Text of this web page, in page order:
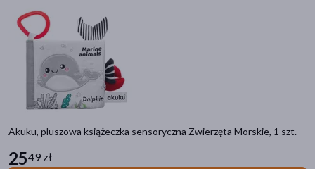
Akuku, pluszowa książeczka sensoryczna Zwierzęta Morskie, 1 szt.
2549 zł